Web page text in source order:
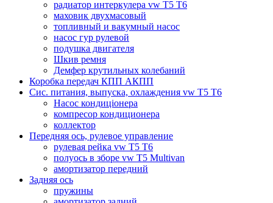
радиатор интеркулера vw T5 T6
маховик двухмасовый
топливный и вакумный насос
насос гур рулевой
подушка двигателя
Шкив ремня
Демфер крутильных колебаний
Коробка передач КПП АКПП
Сис. питания, выпуска, охлаждения vw T5 T6
Насос кондиціонера
компресор кондиционера
коллектор
Передняя ось, рулевое управление
рулевая рейка vw T5 T6
полуось в зборе vw T5 Multivan
амортизатор передний
Задняя ось
пружины